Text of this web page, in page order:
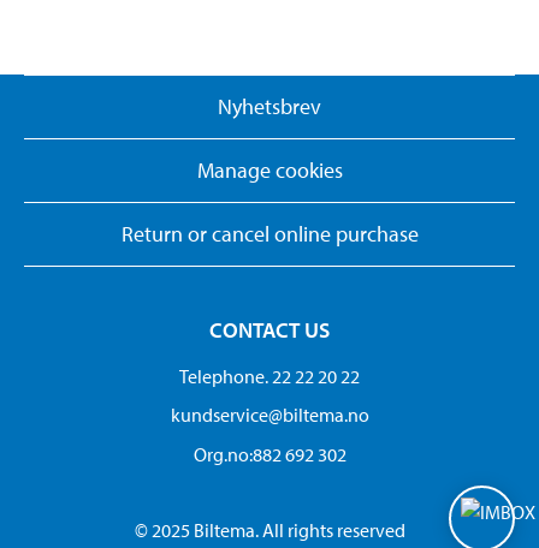
Nyhetsbrev
Manage cookies
Return or cancel online purchase
CONTACT US
Telephone. 22 22 20 22
kundservice@biltema.no
Org.no:882 692 302
© 2025 Biltema. All rights reserved